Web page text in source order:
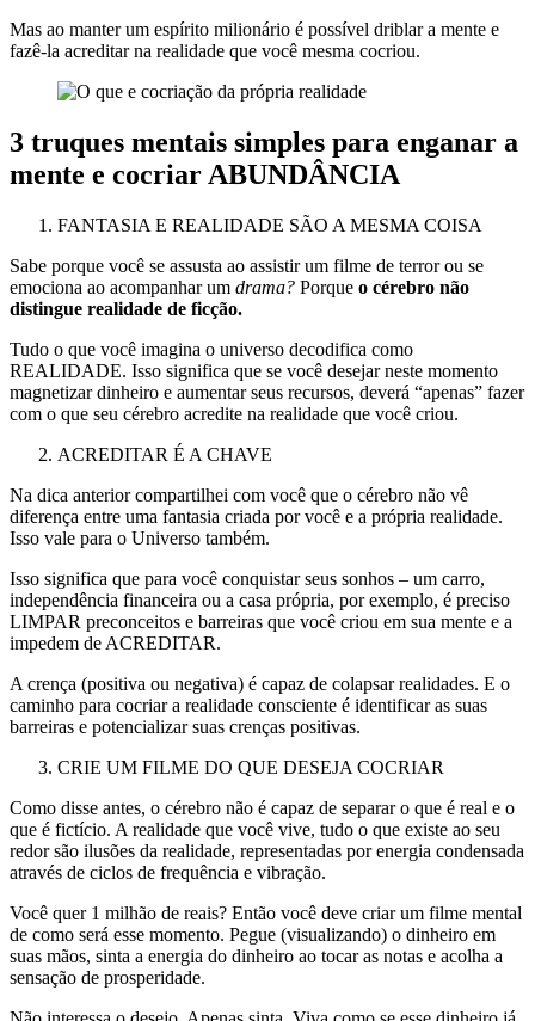
Mas ao manter um espírito milionário é possível driblar a mente e
fazê-la acreditar na realidade que você mesma cocriou.
3 truques mentais simples para enganar a
mente e cocriar ABUNDÂNCIA
FANTASIA E REALIDADE SÃO A MESMA COISA
Sabe porque você se assusta ao assistir um filme de terror ou se
emociona ao acompanhar um drama? Porque o cérebro não
distingue realidade de ficção.
Tudo o que você imagina o universo decodifica como
REALIDADE. Isso significa que se você desejar neste momento
magnetizar dinheiro e aumentar seus recursos, deverá “apenas” fazer
com o que seu cérebro acredite na realidade que você criou.
ACREDITAR É A CHAVE
Na dica anterior compartilhei com você que o cérebro não vê
diferença entre uma fantasia criada por você e a própria realidade.
Isso vale para o Universo também.
Isso significa que para você conquistar seus sonhos – um carro,
independência financeira ou a casa própria, por exemplo, é preciso
LIMPAR preconceitos e barreiras que você criou em sua mente e a
impedem de ACREDITAR.
A crença (positiva ou negativa) é capaz de colapsar realidades. E o
caminho para cocriar a realidade consciente é identificar as suas
barreiras e potencializar suas crenças positivas.
CRIE UM FILME DO QUE DESEJA COCRIAR
Como disse antes, o cérebro não é capaz de separar o que é real e o
que é fictício. A realidade que você vive, tudo o que existe ao seu
redor são ilusões da realidade, representadas por energia condensada
através de ciclos de frequência e vibração.
Você quer 1 milhão de reais? Então você deve criar um filme mental
de como será esse momento. Pegue (visualizando) o dinheiro em
suas mãos, sinta a energia do dinheiro ao tocar as notas e acolha a
sensação de prosperidade.